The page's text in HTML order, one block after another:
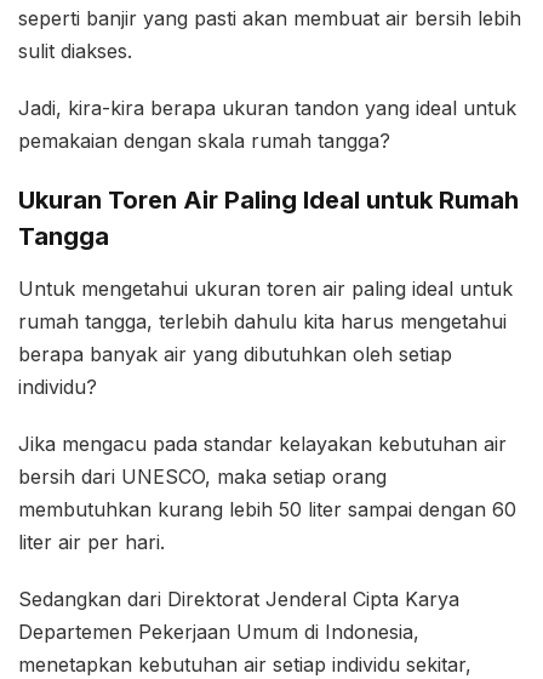
seperti banjir yang pasti akan membuat air bersih lebih
sulit diakses.
Jadi, kira-kira berapa ukuran tandon yang ideal untuk
pemakaian dengan skala rumah tangga?
Ukuran Toren Air Paling Ideal untuk Rumah
Tangga
Untuk mengetahui ukuran toren air paling ideal untuk
rumah tangga, terlebih dahulu kita harus mengetahui
berapa banyak air yang dibutuhkan oleh setiap
individu?
Jika mengacu pada standar kelayakan kebutuhan air
bersih dari UNESCO, maka setiap orang
membutuhkan kurang lebih 50 liter sampai dengan 60
liter air per hari.
Sedangkan dari Direktorat Jenderal Cipta Karya
Departemen Pekerjaan Umum di Indonesia,
menetapkan kebutuhan air setiap individu sekitar,